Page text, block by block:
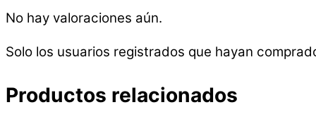
No hay valoraciones aún.
Solo los usuarios registrados que hayan
Productos relacionados